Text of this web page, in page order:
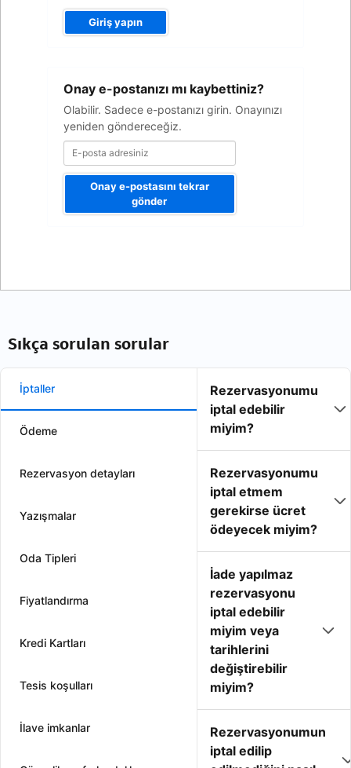
Giriş yapın
Onay e-postanızı mı kaybettiniz?
Olabilir. Sadece e-postanızı girin. Onayınızı
yeniden göndereceğiz.
posta
adresiniz
Onay e-postasını tekrar
gönder
Sıkça sorulan sorular
İptaller
Ödeme
Rezervasyon detayları
Yazışmalar
Oda Tipleri
Fiyatlandırma
Kredi Kartları
Tesis koşulları
İlave imkanlar
Rezervasyonumu
iptal edebilir
miyim?
Rezervasyonumu
iptal etmem
gerekirse ücret
ödeyecek miyim?
İade yapılmaz
rezervasyonu
iptal edebilir
miyim veya
tarihlerini
değiştirebilir
miyim?
Rezervasyonumun
iptal edilip